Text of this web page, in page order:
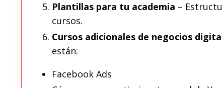
Plantillas para tu academia –
cursos.
Cursos adicionales de negocios
están:
Facebook Ads